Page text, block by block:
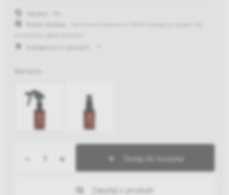
Warianty
+ Dodaj do koszyka
Zapytaj o produkt